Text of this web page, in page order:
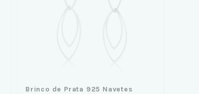
Brinco de Prata 925 Navetes